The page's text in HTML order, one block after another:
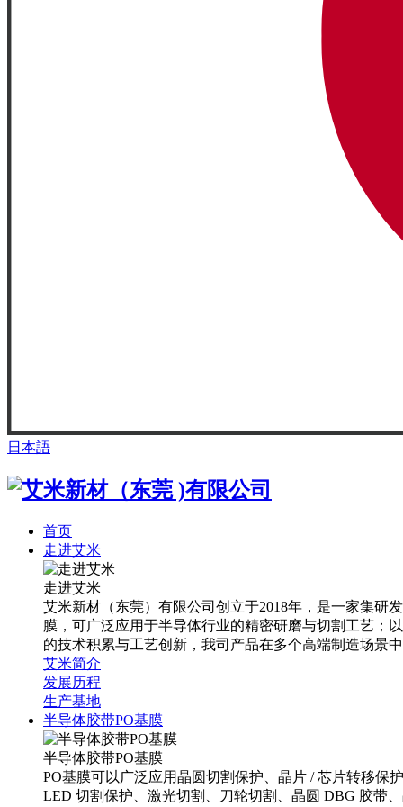
日本語
首页
走进艾米
走进艾米
艾米新材（东莞）有限公司创立于2018年，是一家集研
膜，可广泛应用于半导体行业的精密研磨与切割工艺；
的技术积累与工艺创新，我司产品在多个高端制造场景
艾米简介
发展历程
生产基地
半导体胶带PO基膜
半导体胶带PO基膜
PO基膜可以广泛应用晶圆切割保护、晶片 / 芯片转移
LED 切割保护、激光切割、刀轮切割、晶圆 DBG 胶带